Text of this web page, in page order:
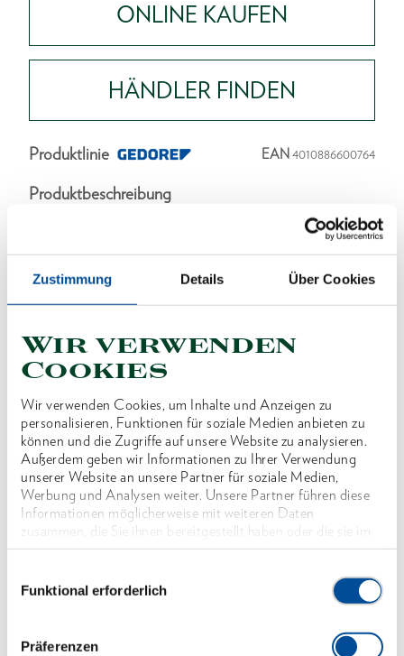
Zustimmung Details Über Cookies
Wir verwenden
Cookies
Wir verwenden Cookies, um Inhalte und Anzeigen zu
personalisieren, Funktionen für soziale Medien anbieten zu
können und die Zugriffe auf unsere Website zu analysieren.
Außerdem geben wir Informationen zu Ihrer Verwendung
unserer Website an unsere Partner für soziale Medien,
Werbung und Analysen weiter. Unsere Partner führen diese
Informationen möglicherweise mit weiteren Daten
zusammen, die Sie ihnen bereitgestellt haben oder die sie im
Rahmen Ihrer Nutzung der Dienste gesammelt haben. Unsere
Funktional erforderlich
Präferenzen
ONLINE KAUFEN
HÄNDLER FINDEN
Produktlinie EAN4010886600764
Produktbeschreibung
Ausführung in Anlehnung an DIN 3113, Form B,
ISO 3318, ISO 7738
Mit gleichen Schlüsselweiten
Chrom-Vanadium-Stahl 31CrV3, verchromt
Blendfreie, mattierte Oberfläche
Sorgfältig geschmiedet und fachgerecht
verarbeitet
Ring: gekröpft und 10° abgewinkelt, mit UD-Profil
für schonende Kraftübertragung, ab SW 1.3/8" 12-
kant Ring
Maul: präzise auf exaktes Nennmaß geschliffen für
optimale Kontaktflächen
der Maulseite garantiert höchste Drehmomente
Tiefliegende bzw. versenkte Muttern oder